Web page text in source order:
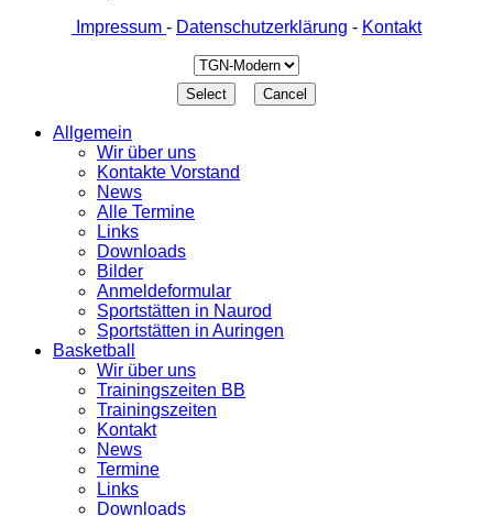
Impressum - Datenschutzerklärung - Kontakt
Allgemein
Wir über uns
Kontakte Vorstand
News
Alle Termine
Links
Downloads
Bilder
Anmeldeformular
Sportstätten in Naurod
Sportstätten in Auringen
Basketball
Wir über uns
Trainingszeiten BB
Trainingszeiten
Kontakt
News
Termine
Links
Downloads